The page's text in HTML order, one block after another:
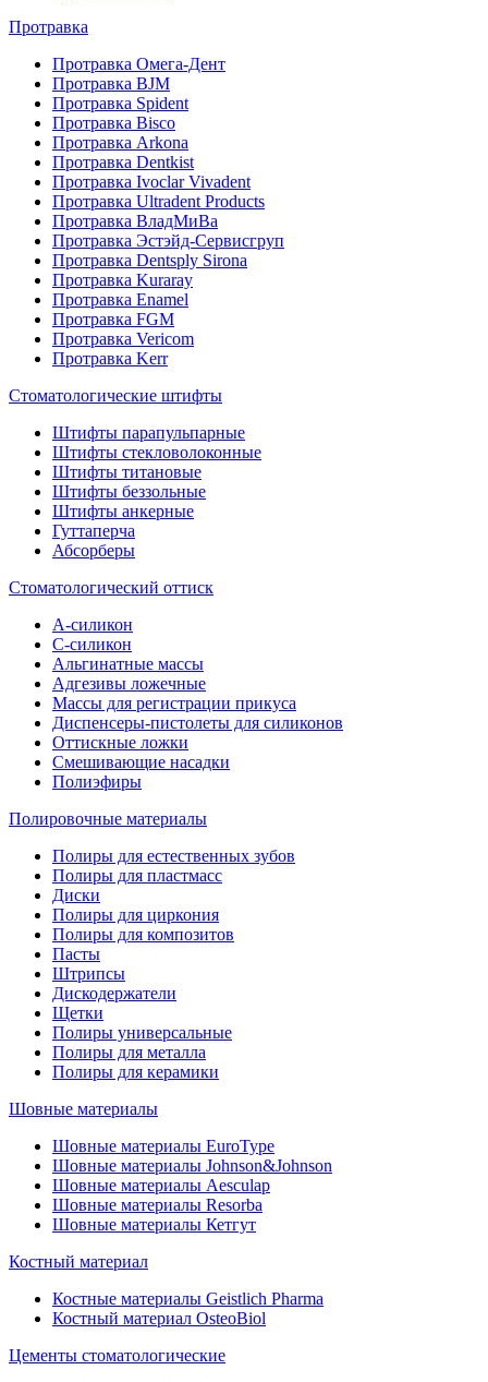
Протравка
Протравка Омега-Дент
Протравка BJM
Протравка Spident
Протравка Bisco
Протравка Arkona
Протравка Dentkist
Протравка Ivoclar Vivadent
Протравка Ultradent Products
Протравка ВладМиВа
Протравка Эстэйд-Сервисгруп
Протравка Dentsply Sirona
Протравка Kuraray
Протравка Enamel
Протравка FGM
Протравка Vericom
Протравка Kerr
Стоматологические штифты
Штифты парапульпарные
Штифты стекловолоконные
Штифты титановые
Штифты беззольные
Штифты анкерные
Гуттаперча
Абсорберы
Стоматологический оттиск
А-силикон
C-силикон
Альгинатные массы
Адгезивы ложечные
Массы для регистрации прикуса
Диспенсеры-пистолеты для силиконов
Оттискные ложки
Смешивающие насадки
Полиэфиры
Полировочные материалы
Полиры для естественных зубов
Полиры для пластмасс
Диски
Полиры для циркония
Полиры для композитов
Пасты
Штрипсы
Дискодержатели
Щетки
Полиры универсальные
Полиры для металла
Полиры для керамики
Шовные материалы
Шовные материалы EuroType
Шовные материалы Johnson&Johnson
Шовные материалы Aesculap
Шовные материалы Resorba
Шовные материалы Кетгут
Костный материал
Костные материалы Geistlich Pharma
Костный материал OsteoBiol
Цементы стоматологические